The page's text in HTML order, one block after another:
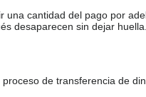
cantidad del pago por
desaparecen sin dejar huella.
de transferencia de